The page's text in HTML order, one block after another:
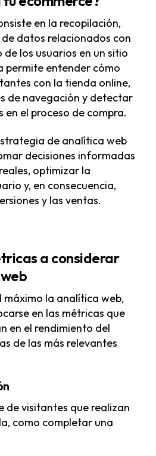
en la recopilación,
datos relacionados con
los usuarios en un sitio
permite entender cómo
con la tienda online,
de navegación y detectar
en el proceso de compra.
de analítica web
decisiones informadas
optimizar la
y, en consecuencia,
y las ventas.
a considerar
máximo la analítica web,
en las métricas que
en el rendimiento del
de las más relevantes
de visitantes que realizan
como completar una